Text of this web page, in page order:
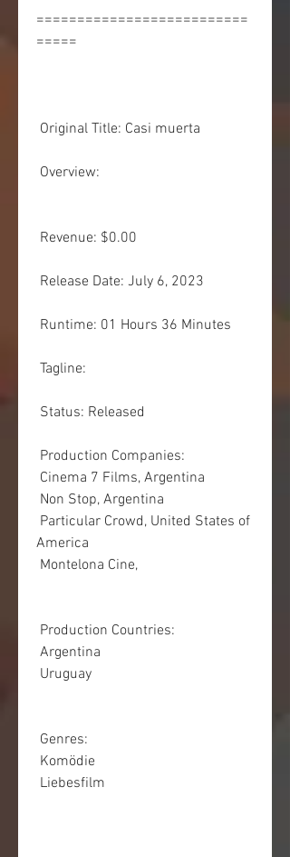
==========================
=====
Original Title: Casi muerta
Overview:
Revenue: $0.00
Release Date: July 6, 2023
Runtime: 01 Hours 36 Minutes
Tagline:
Status: Released
Production Companies:
Cinema 7 Films, Argentina
Non Stop, Argentina
America
Montelona Cine,
Production Countries:
Argentina
Uruguay
Genres:
Komödie
Liebesfilm